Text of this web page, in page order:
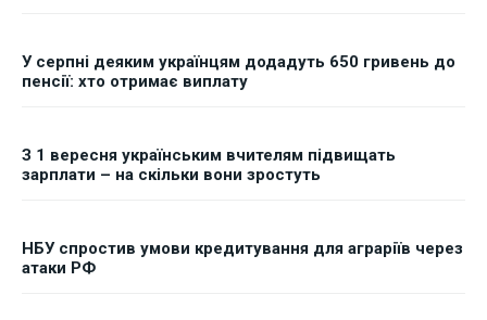
У серпні деяким українцям додадуть 650 гривень до
пенсії: хто отримає виплату
З 1 вересня українським вчителям підвищать
зарплати – на скільки вони зростуть
НБУ спростив умови кредитування для аграріїв через
атаки РФ